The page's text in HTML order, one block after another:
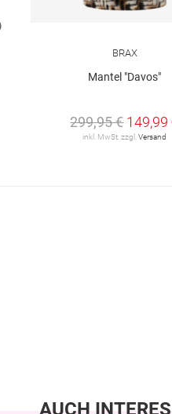
ZUR WUNSCHLISTE
BRAX
Mantel "Davos"
299,95 € 149,99
inkl. MwSt. zzgl.Versand
AUCH